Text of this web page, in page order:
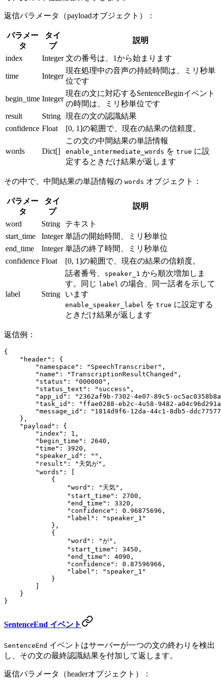
返信パラメータ（payloadオブジェクト）：
パラメー
タ
タイ
プ
説明
index Integer 文の番号は、1から始まります
time Integer
現在処理中の音声の持続時間は、ミリ秒単
位です
begin_time Integer
現在の文に対応するSentenceBeginイベント
の時間は、ミリ秒単位です
result
String 現在の文の認識結果
confidence Float [0, 1]の範囲で、現在の結果の信頼度。
words Dict[]
この文の中間結果の単語情報
enable_intermediate_words を true に設
定するときだけ結果が返します
その中で、中間結果の単語情報の words オブジェクト：
パラメー
タ
タイ
プ
説明
word String
テキスト
start_time
Integer 単語の開始時間、ミリ秒単位
end_time
Integer 単語の終了時間、ミリ秒単位
confidence Float [0, 1]の範囲で、現在の結果の信頼度。
label String
話者番号、 speaker_1 から順次増加しま
す。同じ label の場合、同一話者を示して
います
enable_speaker_label を true に設定する
ときだけ結果が返します
返信例：
{
    "header"
: {
        "namespace"
: "SpeechTranscriber" ,
        "name"
: "TranscriptionResultChanged" ,
        "status"
: "000000" ,
        "status_text"
: "success" ,
        "app_id"
:
"2362af9b-7302-4e07-89c5-
        "task_id"
:
"ffae0288-eb2c-4u58-9482-
        "message_id"
:
"1814d9f6-12da-44c1-8db5-
    },
    "payload"
: {
        "index"
: 1 ,
        "begin_time"
: 2640 ,
        "time"
: 3920 ,
        "speaker_id"
: "" ,
        "result"
: "天気が" ,
        "words"
: [
            {
                "word"
: "天気" ,
                "start_time"
: 2700 ,
                "end_time"
: 3320 ,
                "confidence"
: 0.96875696 ,
                "label"
:
"speaker_1"
            },
            {
                "word"
: "が" ,
                "start_time"
: 3450 ,
                "end_time"
: 4090 ,
                "confidence"
: 0.87596966 ,
                "label"
:
"speaker_1"
            }
        ]
    }
}
SentenceEnd イベント
SentenceEnd イベントはサーバーが一つの文の終わりを検出
し、その文の最終認識結果を付加して返します。
返信パラメータ（headerオブジェクト）：